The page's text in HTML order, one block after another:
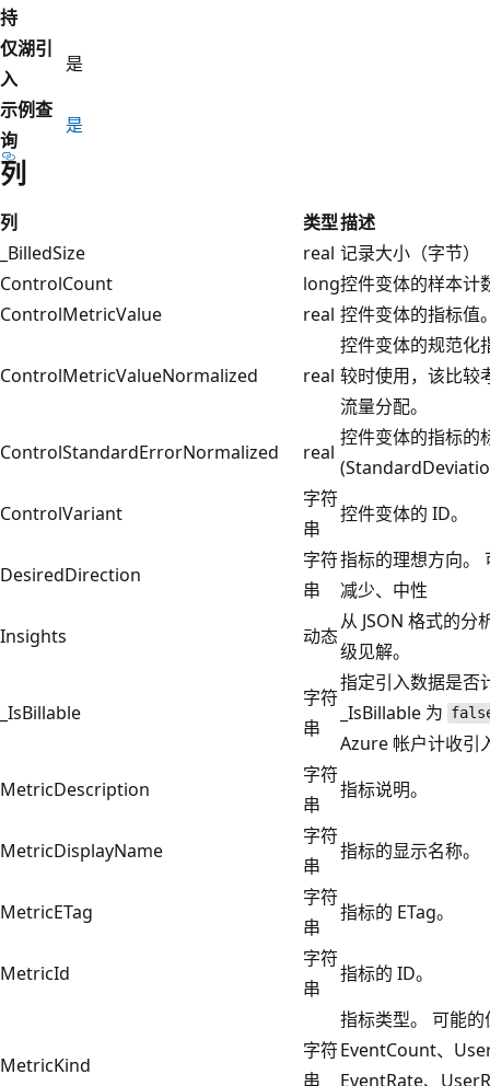
持
仅湖引
入
是
示例查
询
是
列
列 类型描述
_BilledSize
real 记录大小（字节）
ControlCount
long控件变体的样本计
ControlMetricValue
real 控件变体的指标值
ControlMetricValueNormalized real
控件变体的规范化
较时使用，该比较
流量分配。
ControlStandardErrorNormalized
real
控件变体的指标的
ControlVariant
字符
串
控件变体的 ID。
DesiredDirection
字符
串
指标的理想方向。
减少、中性
Insights
动态
从 JSON 格式的分
级见解。
_IsBillable
字符
串
指定引入数据是否
_IsBillable 为
Azure 帐户计收引
MetricDescription
字符
串
指标说明。
MetricDisplayName
字符
串
指标的显示名称。
MetricETag
字符
串
指标的 ETag。
MetricId
字符
串
指标的 ID。
MetricKind
字符
串
指标类型。 可能的
EventCount、
EventRate、